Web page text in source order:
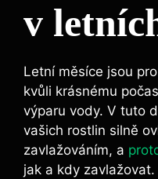
v
Letní měsíce jsou
kvůli krásnému
výparu vody. V tuto
vašich rostlin silně
zavlažováním, a
jak a kdy